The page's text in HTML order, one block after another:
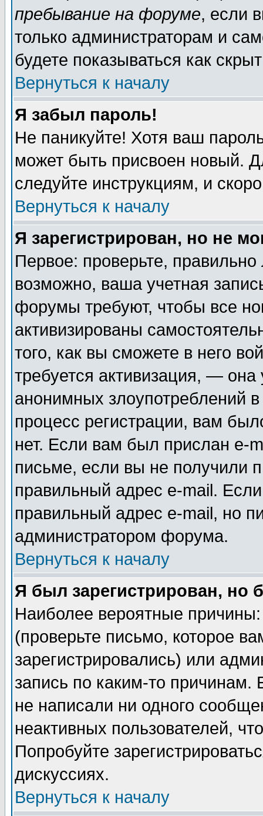
пребывание на форуме, если
только администраторам и
будете показываться как
Вернуться к началу
Я забыл пароль!
Не паникуйте! Хотя ваш
может быть присвоен новый.
следуйте инструкциям, и
Вернуться к началу
Я зарегистрирован, но не
Первое: проверьте,
возможно, ваша учетная
форумы требуют, чтобы все
активизированы
того, как вы сможете в него
требуется активизация, —
анонимных злоупотреблений
процесс регистрации, вам
нет. Если вам был прислан e-
письме, если вы не получили
правильный адрес e-mail.
правильный адрес e-mail, но
администратором форума.
Вернуться к началу
Я был зарегистрирован, но
Наиболее вероятные
(проверьте письмо, которое
зарегистрировались) или
запись по каким-то
не написали ни одного
неактивных пользователей,
Попробуйте
дискуссиях.
Вернуться к началу